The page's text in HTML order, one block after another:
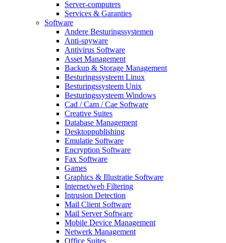
Server-computers
Services & Garanties
Software
Andere Besturingssystemen
Anti-spyware
Antivirus Software
Asset Management
Backup & Storage Management
Besturingssysteem Linux
Besturingssysteem Unix
Besturingssysteem Windows
Cad / Cam / Cae Software
Creative Suites
Database Management
Desktoppublishing
Emulatie Software
Encryption Software
Fax Software
Games
Graphics & Illustratie Software
Internet/web Filtering
Intrusion Detection
Mail Client Software
Mail Server Software
Mobile Device Management
Netwerk Management
Office Suites